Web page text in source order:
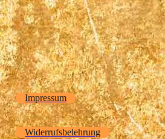
Impressum
Widerrufsbelehrung